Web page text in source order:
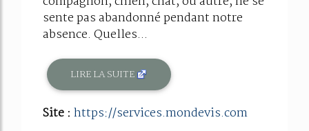
sente pas abandonné pendant notre
absence. Quelles...
LIRE LA SUITE
Site : https://services.mondevis.com